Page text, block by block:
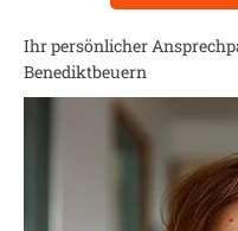
Ihr persönlicher
Benediktbeuern